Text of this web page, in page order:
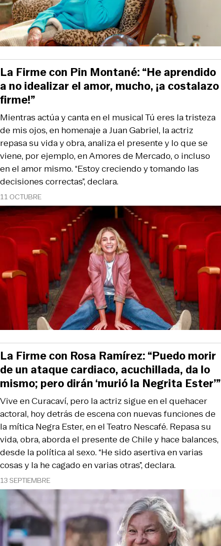
11 OCTUBRE
Mientras actúa y canta en el musical Tú eres la tristeza
de mis ojos, en homenaje a Juan Gabriel, la actriz
repasa su vida y obra, analiza el presente y lo que se
viene, por ejemplo, en Amores de Mercado, o incluso
en el amor mismo. “Estoy creciendo y tomando las
decisiones correctas”, declara.
La Firme con Pin Montané: “He aprendido
a no idealizar el amor, mucho, ¡a costalazo
firme!”
13 SEPTIEMBRE
Vive en Curacaví, pero la actriz sigue en el quehacer
actoral, hoy detrás de escena con nuevas funciones de
la mítica Negra Ester, en el Teatro Nescafé. Repasa su
vida, obra, aborda el presente de Chile y hace balances,
desde la política al sexo. “He sido asertiva en varias
cosas y la he cagado en varias otras”, declara.
La Firme con Rosa Ramírez: “Puedo morir
de un ataque cardiaco, acuchillada, da lo
mismo; pero dirán ‘murió la Negrita Ester’”